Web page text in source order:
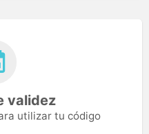
validez
utilizar tu código